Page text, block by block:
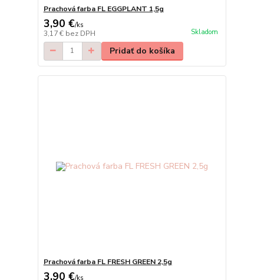
Prachová farba FL EGGPLANT 1,5g
3,90 €/ks
3,17 € bez DPH Skladom
Pridať do košíka
Prachová farba FL FRESH GREEN 2,5g
3,90 €/ks